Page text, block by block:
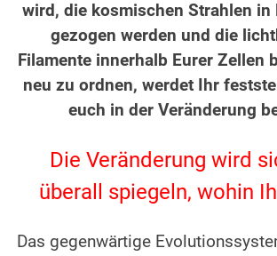
wird, die kosmischen Strahlen in
gezogen werden und die
Filamente innerhalb Eurer Zellen
neu zu ordnen, werdet Ihr
euch in der Veränderung
Die Veränderung wird
überall spiegeln, wohin
Das gegenwärtige